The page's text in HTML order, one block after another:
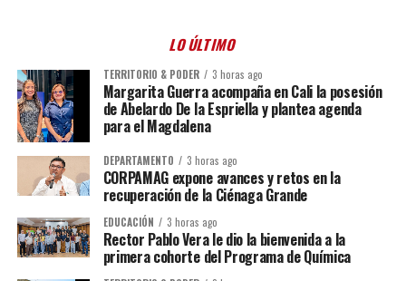
LO ÚLTIMO
TERRITORIO & PODER 3 horas ago
Margarita Guerra acompaña en Cali la posesión
de Abelardo De la Espriella y plantea agenda
para el Magdalena
DEPARTAMENTO 3 horas ago
CORPAMAG expone avances y retos en la
recuperación de la Ciénaga Grande
EDUCACIÓN 3 horas ago
Rector Pablo Vera le dio la bienvenida a la
primera cohorte del Programa de Química